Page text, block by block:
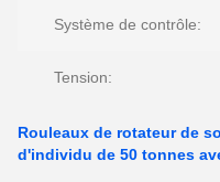
Système de contrôle:
Tension:
Rouleaux de rotateur de
d'individu de 50 tonnes